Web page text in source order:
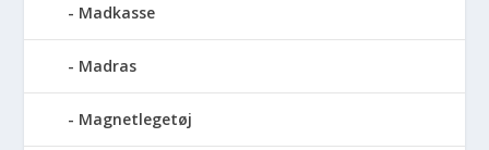
Madkasse
Madras
Magnetlegetøj